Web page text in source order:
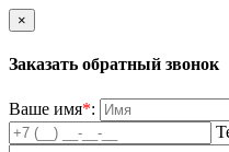
×
Заказать обратный звонок
Ваше имя*: